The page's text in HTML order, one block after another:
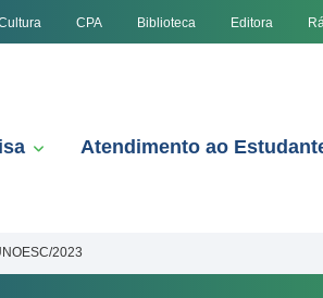
CPA Biblioteca Editora
Atendimento ao
2023